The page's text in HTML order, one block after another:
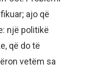
ajo që
një politikë
që do të
vetëm sa